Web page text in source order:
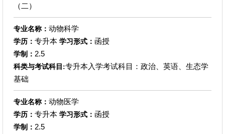
（二）
专业名称： 动物科学
学历： 专升本 学习形式： 函授
学制： 2.5
科类与考试科目:专升本入学考试科目：政治、英语、生态学
基础
专业名称： 动物医学
学历： 专升本 学习形式： 函授
学制： 2.5